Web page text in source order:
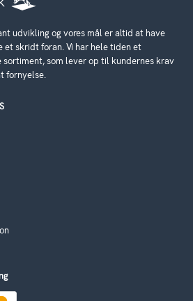
udvikling og vores mål er altid at have
et skridt foran. Vi har hele tiden et
som lever op til kundernes krav
fornyelse.